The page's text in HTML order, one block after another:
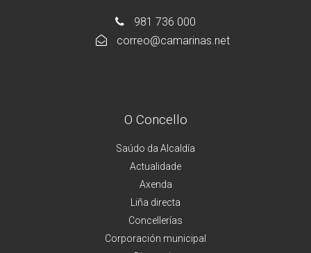
981 736 000
correo@camarinas.net
O Concello
Saúdo da Alcaldía
Actualidade
Axenda
Liña directa
Concellerías
Corporación municipal